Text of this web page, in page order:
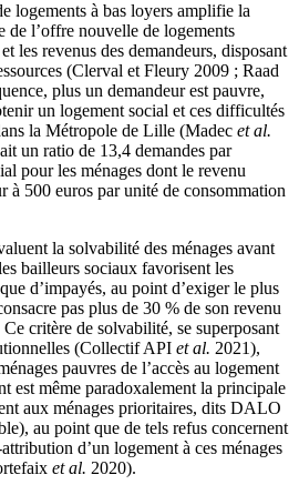
logements à bas loyers amplifie la
de l’offre nouvelle de logements
les revenus des demandeurs, disposant
(Clerval et Fleury 2009 ; Raad
plus un demandeur est pauvre,
un logement social et ces difficultés
la Métropole de Lille (Madec et al.
un ratio de 13,4 demandes par
pour les ménages dont le revenu
à 500 euros par unité de consommation
la solvabilité des ménages avant
bailleurs sociaux favorisent les
d’impayés, au point d’exiger le plus
pas plus de 30 % de son revenu
Ce critère de solvabilité, se superposant
(Collectif API et al. 2021),
pauvres de l’accès au logement
est même paradoxalement la principale
aux ménages prioritaires, dits DALO
au point que de tels refus concernent
d’un logement à ces ménages
et al. 2020).